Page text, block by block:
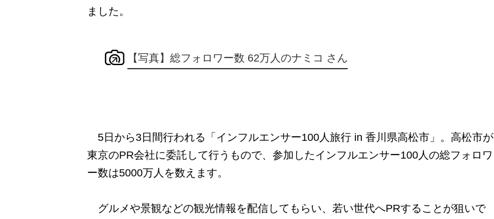
ました。
【写真】総フォロワー数 62万人のナミコ さん
5日から3日間行われる「インフルエンサー100人旅行 in 香川県高松市」。高松市が
東京のPR会社に委託して行うもので、参加したインフルエンサー100人の総フォロワ
ー数は5000万人を数えます。
グルメや景観などの観光情報を配信してもらい、若い世代へPRすることが狙いで